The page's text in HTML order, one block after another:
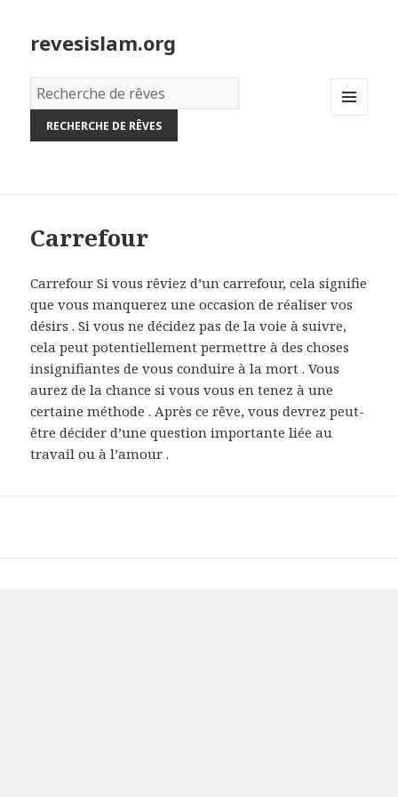
revesislam.org
Dictionnaire
des
rêves:
Carrefour
Carrefour Si vous rêviez d’un carrefour, cela signifie
que vous manquerez une occasion de réaliser vos
désirs . Si vous ne décidez pas de la voie à suivre,
cela peut potentiellement permettre à des choses
insignifiantes de vous conduire à la mort . Vous
aurez de la chance si vous vous en tenez à une
certaine méthode . Après ce rêve, vous devrez peut-
être décider d’une question importante liée au
travail ou à l’amour .